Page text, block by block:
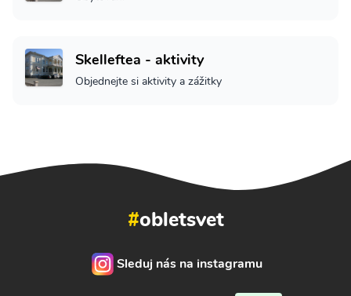
Skelleftea - aktivity
Objednejte si aktivity a zážitky
#obletsvet
Sleduj nás na instagramu